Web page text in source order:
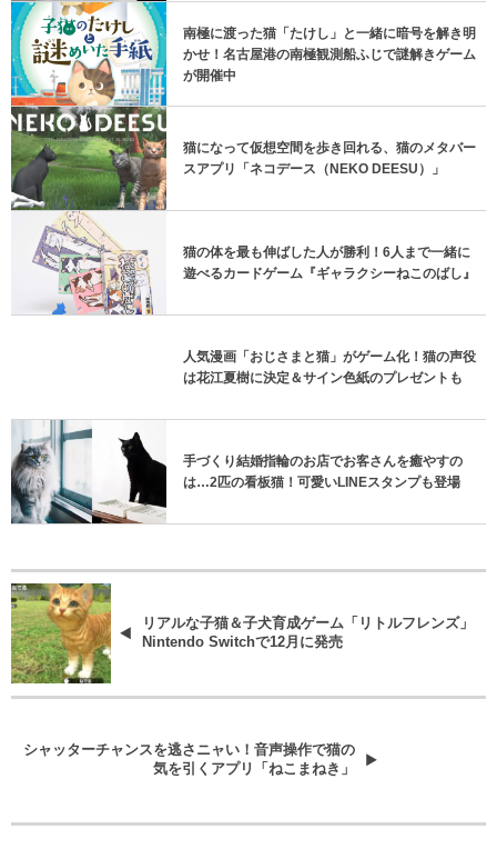
南極に渡った猫「たけし」と一緒に暗号を解き明
かせ！名古屋港の南極観測船ふじで謎解きゲーム
が開催中
猫になって仮想空間を歩き回れる、猫のメタバー
スアプリ「ネコデース（NEKO DEESU）」
猫の体を最も伸ばした人が勝利！6人まで一緒に
遊べるカードゲーム『ギャラクシーねこのばし』
人気漫画「おじさまと猫」がゲーム化！猫の声役
は花江夏樹に決定＆サイン色紙のプレゼントも
手づくり結婚指輪のお店でお客さんを癒やすの
は…2匹の看板猫！可愛いLINEスタンプも登場
リアルな子猫＆子犬育成ゲーム「リトルフレンズ」
Nintendo Switchで12月に発売
シャッターチャンスを逃さニャい！音声操作で猫の
気を引くアプリ「ねこまねき」